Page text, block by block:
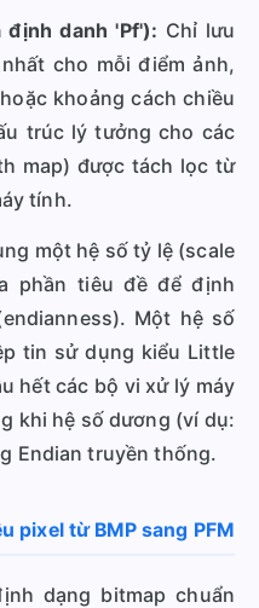
định danh 'Pf'): Chỉ lưu
cho mỗi điểm ảnh,
khoảng cách chiều
trúc lý tưởng cho các
map) được tách lọc từ
tính.
một hệ số tỷ lệ (scale
phần tiêu đề để định
Một hệ số
tin sử dụng kiểu Little
hết các bộ vi xử lý máy
khi hệ số dương (ví dụ:
Endian truyền thống.
pixel từ BMP sang PFM
dạng bitmap chuẩn